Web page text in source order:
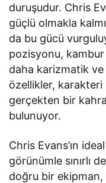
duruşudur. Chris
güçlü olmakla
da bu gücü
pozisyonu,
daha karizmatik
özellikler,
gerçekten bir
bulunuyor.
Chris Evans’ın
görünümle sınırlı
doğru bir ekipman,